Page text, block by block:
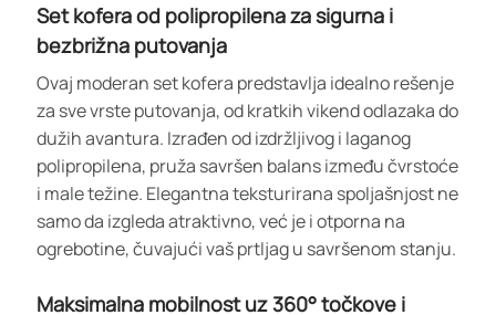
Set kofera od polipropilena za sigurna i
bezbrižna putovanja
Ovaj moderan set kofera predstavlja idealno rešenje
za sve vrste putovanja, od kratkih vikend odlazaka do
dužih avantura. Izrađen od izdržljivog i laganog
polipropilena, pruža savršen balans između čvrstoće
i male težine. Elegantna teksturirana spoljašnjost ne
samo da izgleda atraktivno, već je i otporna na
ogrebotine, čuvajući vaš prtljag u savršenom stanju.
Maksimalna mobilnost uz 360° točkove i